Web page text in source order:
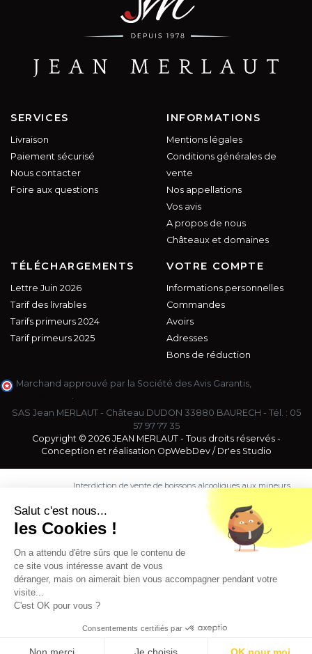
SERVICES
Livraison
Paiement sécurisé
Nous contacter
Foire aux questions
INFORMATIONS
Mentions légales
Conditions générales de
vente
Nos appellations
Vos avis
A propos de nous
Châteaux et domaines
TÉLÉCHARGEMENTS
Lettre Juin 2026
Tarif des livrables
Tarifs primeurs 2024
Tarif primeurs 2025
VOTRE COMPTE
Informations personnelles
Commandes
Avoirs
Adresses
Bons de réduction
Marchand approuvé par la Société des Avis Garantis,
SAS Jean MERLAUT - Château DUDON 33880 BAURECH - Tél. : 05
57 97 77 35
Copyright © 2026 JEAN MERLAUT - Tous droits réservés -
Conception et réalisation OpWebDev/ Dr'es Studio
Interdiction de vente de boissons alcooliques aux mineurs
de moins de 18 ans. La preuve de majorité de l'acheteur
est exigée au moment de la vente en ligne.
CODE DE LA SANTE PUBLIQUE, ART. L. 3342-1 et L. 3353-3
L'abus d'alcool est dangereux pour la santé. Sachez
Salut c'est nous...
les Cookies !
On a attendu d'être sûrs que le contenu de
ce site vous intéresse avant de vous
déranger, mais on aimerait bien vous accompagner pendant votre
visite...
C'est OK pour vous ?
Consentements certifiés par